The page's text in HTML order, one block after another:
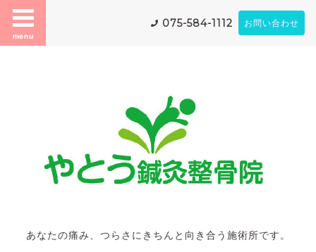
menu
075-584-1112 お問い合わせ
あなたの痛み、つらさにきちんと向き合う施術所です。